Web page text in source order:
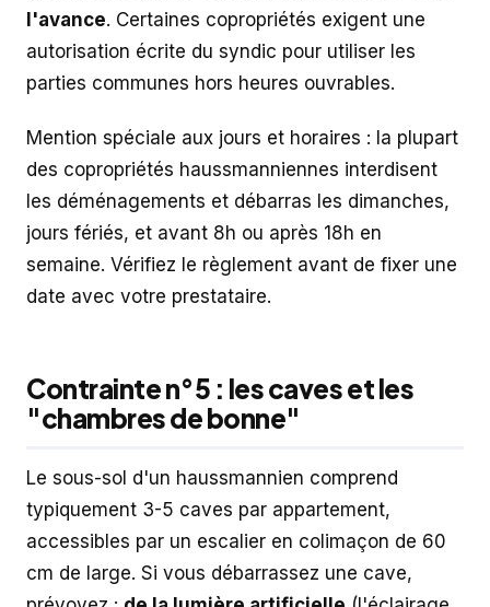
l'avance. Certaines copropriétés exigent une
autorisation écrite du syndic pour utiliser les
parties communes hors heures ouvrables.
Mention spéciale aux jours et horaires : la plupart
des copropriétés haussmanniennes interdisent
les déménagements et débarras les dimanches,
jours fériés, et avant 8h ou après 18h en
semaine. Vérifiez le règlement avant de fixer une
date avec votre prestataire.
Contrainte n°5 : les caves et les
"chambres de bonne"
Le sous-sol d'un haussmannien comprend
typiquement 3-5 caves par appartement,
accessibles par un escalier en colimaçon de 60
cm de large. Si vous débarrassez une cave,